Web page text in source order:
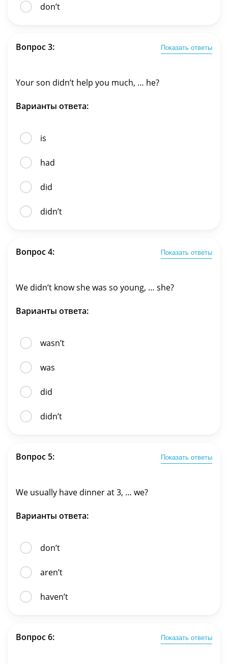
don’t
Вопрос 3: Показать ответы
Your son didn’t help you much, … he?
Варианты ответа:
is
had
did
didn’t
Вопрос 4: Показать ответы
We didn’t know she was so young, … she?
Варианты ответа:
wasn’t
was
did
didn’t
Вопрос 5: Показать ответы
We usually have dinner at 3, … we?
Варианты ответа:
don’t
aren’t
haven’t
Вопрос 6: Показать ответы